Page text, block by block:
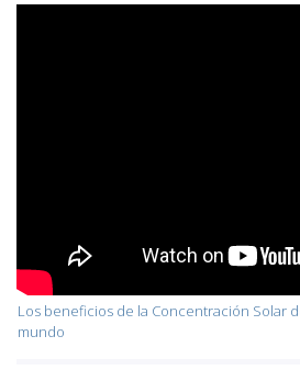
Los beneficios de la Concentración Solar
mundo